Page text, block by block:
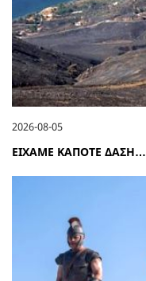
2026-08-05
ΕΙΧΑΜΕ ΚΑΠΟΤΕ ΔΑΣΗ…